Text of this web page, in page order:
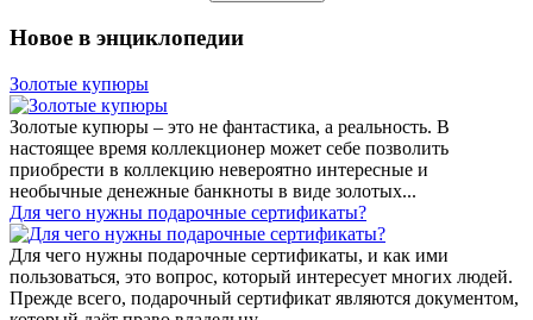
Новое в энциклопедии
Золотые купюры
Золотые купюры – это не фантастика, а реальность. В
настоящее время коллекционер может себе позволить
приобрести в коллекцию невероятно интересные и
необычные денежные банкноты в виде золотых...
​Для чего нужны подарочные сертификаты?
Для чего нужны подарочные сертификаты, и как ими
пользоваться, это вопрос, который интересует многих людей.
Прежде всего, подарочный сертификат являются документом,